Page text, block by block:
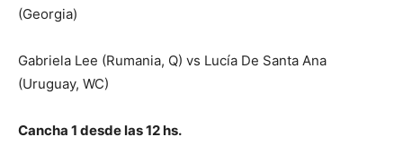
(Georgia)
Gabriela Lee (Rumania, Q) vs Lucía De Santa Ana
(Uruguay, WC)
Cancha 1 desde las 12 hs.